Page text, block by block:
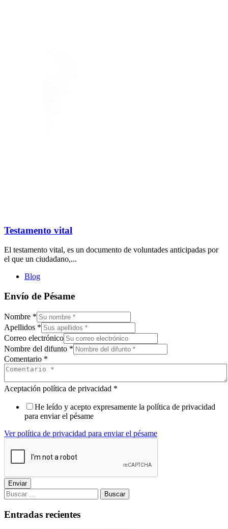
Testamento vital
El testamento vital, es un documento de voluntades anticipadas por
el que un ciudadano,...
Blog
Envío de Pésame
Nombre *
Apellidos *
Correo electrónico
Nombre del difunto *
Comentario *
Aceptación política de privacidad *
He leído y acepto expresamente la política de privacidad
para enviar el pésame
Ver política de privacidad para enviar el pésame
Enviar
Buscar:
Entradas recientes